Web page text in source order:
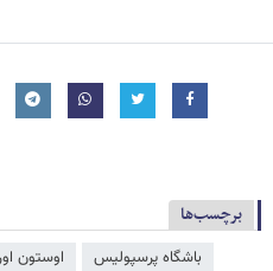
برچسب‌ها
باشگاه پرسپولیس اوستون